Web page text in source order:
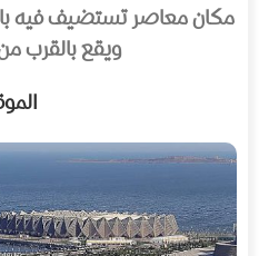
مكان معاصر تستضيف فيه
ويقع بالقرب